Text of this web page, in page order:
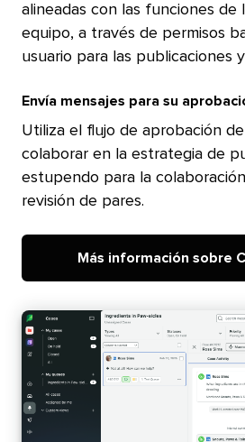
alineadas con las funciones de
equipo, a través de permisos
usuario para las publicaciones
Envía mensajes para su
Utiliza el flujo de aprobación
colaborar en la estrategia de
estupendo para la
revisión de pares.​​
Más información sobre